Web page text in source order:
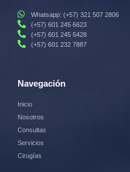
Whatsapp: (+57) 321 507 2806
(+57) 601 245 6623
(+57) 601 245 5428
(+57) 601 232 7887
Navegación
Inicio
Nosotros
Consultas
Servicios
Cirugías